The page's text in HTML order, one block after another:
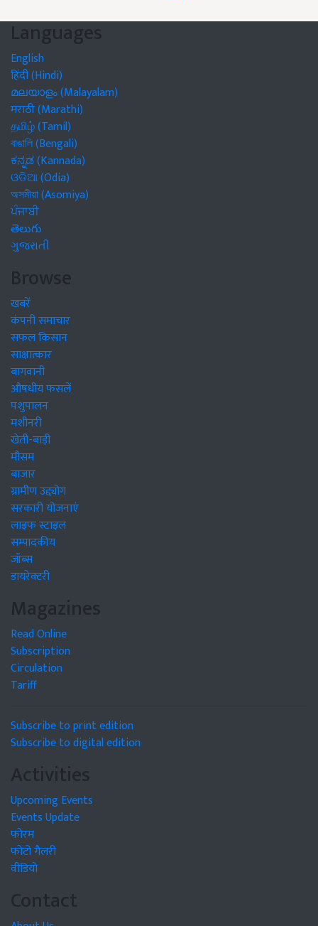
Languages
English
हिंदी (Hindi)
മലയാളം (Malayalam)
मराठी (Marathi)
தமிழ் (Tamil)
বাঙালি (Bengali)
ಕನ್ನಡ (Kannada)
ଓଡିଆ (Odia)
অসমীয়া (Asomiya)
ਪੰਜਾਬੀ
తెలుగు
ગુજરાતી
Browse
खबरें
कंपनी समाचार
सफल किसान
साक्षात्कार
बागवानी
औषधीय फसलें
पशुपालन
मशीनरी
खेती-बाड़ी
मौसम
बाजार
ग्रामीण उद्द्योग
सरकारी योजनाएं
लाइफ स्टाइल
सम्पादकीय
जॉब्स
डायरेक्टरी
Magazines
Read Online
Subscription
Circulation
Tariff
Subscribe to print edition
Subscribe to digital edition
Activities
Upcoming Events
Events Update
फोरम
फोटो गैलरी
वीडियो
Contact